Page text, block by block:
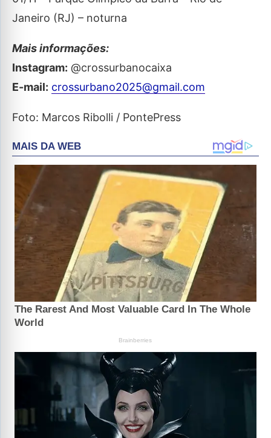
Janeiro (RJ) – noturna
Mais informações:
Instagram: @crossurbanocaixa
E-mail: crossurbano2025@gmail.com
Foto: Marcos Ribolli / PontePress